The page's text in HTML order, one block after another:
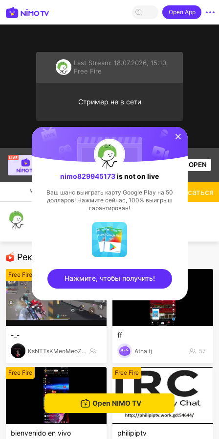
Open App
Last Stream: 18.07.2026, 15:10
Free Fire
Стример не в сети
philipiptv
is live!
Views OPEN
Чат Стример
Рекомендованные стримеры
Free Fire
-_-
KsNTTsKMeoMeoZzz
ff
Atha tj 57
Free Fire
bienvenido en vivo
Free Fire
philipiptv
Подписаться
Open NIMO TV
sentinelStart
nimo829945173is not on live
Ваш шанс выиграть карту Google Play на 50
долларов! Нажмите сейчас, 100% выигрыш
гарантирован!
Нажмите, чтобы получить!
sentinelEnd